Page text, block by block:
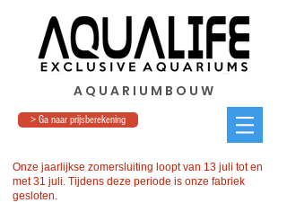
A Q U A R I U M B O U W
> Ga naar prijsberekening
Onze jaarlijkse zomersluiting loopt van 13 juli tot en
met 31 juli. Tijdens deze periode is onze fabriek
gesloten.